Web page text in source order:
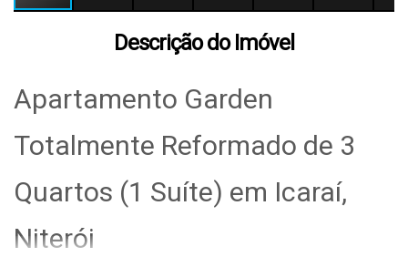
Descrição do Imóvel
Apartamento Garden
Totalmente Reformado de 3
Quartos (1 Suíte) em Icaraí,
Niterói